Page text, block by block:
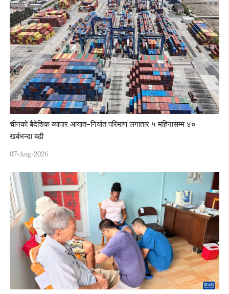
चीनको बैदेशिक व्यापार आयात–निर्यात परिमाण लगातार ५ महिनासम्म ४०
खर्बभन्दा बढी
07-Aug-2026